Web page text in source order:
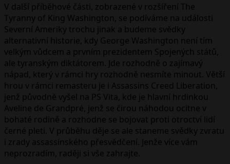
V další příběhové části, zobrazené v rozšíření The
Tyranny of King Washington, se podíváme na události
Severní Ameriky trochu jinak a budeme svědky
alternativní historie, kdy George Washington není tím
velkým vůdcem a prvním prezidentem Spojených států,
ale tyranským diktátorem. Jde rozhodně o zajímavý
nápad, který v rámci hry rozhodně nesmíte minout. Větší
hrou v rámci remasteru je i Assassins Creed Liberation,
jenž původně vyšel na PS Vita, kde je hlavní hrdinkou
Aveline de Grandpré, jenž se čirou náhodou ocitne v
bohaté rodině a rozhodne se bojovat proti otroctví lidí
černé pleti. V průběhu děje se ale staneme svědky zvratu
i zrady assassínského přesvědčení. Jenže více vám
neprozradím, raději si vše zahrajte.